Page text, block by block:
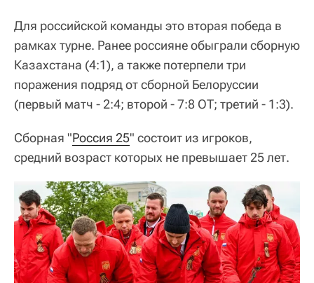
Для российской команды это вторая победа в
рамках турне. Ранее россияне обыграли сборную
Казахстана (4:1), а также потерпели три
поражения подряд от сборной Белоруссии
(первый матч - 2:4; второй - 7:8 ОТ; третий - 1:3).
Сборная "Россия 25" состоит из игроков,
средний возраст которых не превышает 25 лет.